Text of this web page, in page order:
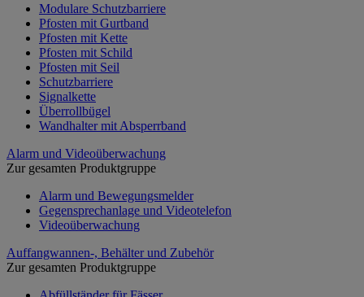
Modulare Schutzbarriere
Pfosten mit Gurtband
Pfosten mit Kette
Pfosten mit Schild
Pfosten mit Seil
Schutzbarriere
Signalkette
Überrollbügel
Wandhalter mit Absperrband
Alarm und Videoüberwachung
Zur gesamten Produktgruppe
Alarm und Bewegungsmelder
Gegensprechanlage und Videotelefon
Videoüberwachung
Auffangwannen-, Behälter und Zubehör
Zur gesamten Produktgruppe